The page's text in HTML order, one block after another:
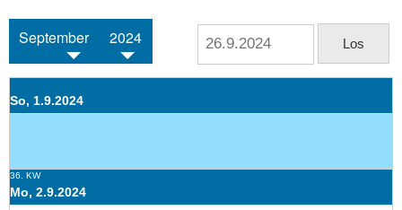
September 2024
So, 1.9.2024
36. KW
Mo, 2.9.2024